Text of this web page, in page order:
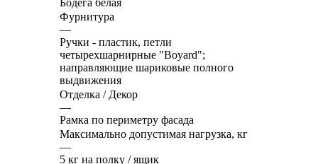
Фурнитура
—
Ручки - пластик, петли
четырехшарнирные "Boyard";
направляющие шариковые полного
выдвижения
Отделка / Декор
—
Рамка по периметру фасада
Максимально допустимая нагрузка, кг
—
5 кг на полку / ящик